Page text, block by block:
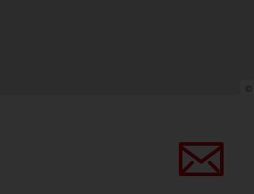
©